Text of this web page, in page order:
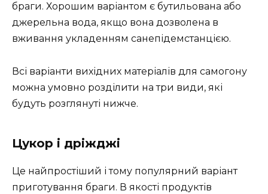
браги. Хорошим варіантом є бутильована або
джерельна вода, якщо вона дозволена в
вживання укладенням санепідемстанцією.
Всі варіанти вихідних матеріалів для самогону
можна умовно розділити на три види, які
будуть розглянуті нижче.
Цукор і дріжджі
Це найпростіший і тому популярний варіант
приготування браги. В якості продуктів